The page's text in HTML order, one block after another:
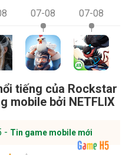
07-08 07-08
tiếng của Rockstar
mobile bởi NETFLIX
- Tin game mobile mới